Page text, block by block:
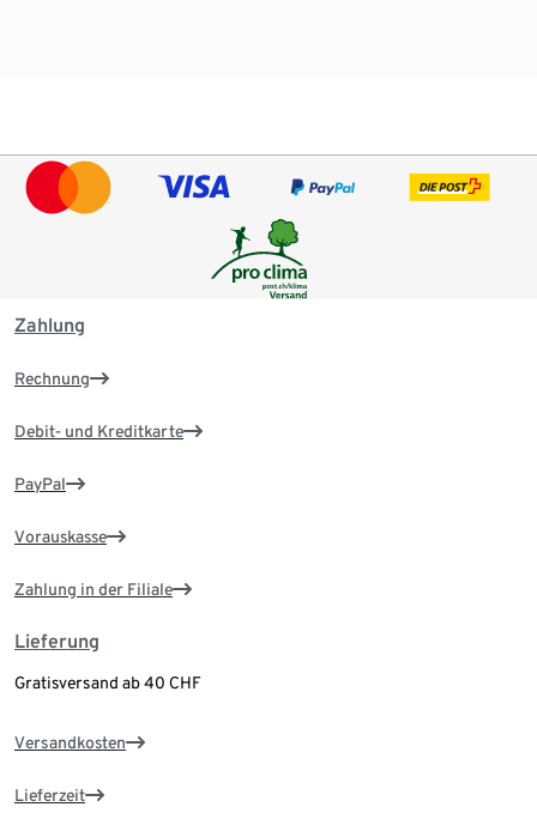
Zahlung
Rechnung
Debit- und Kreditkarte
PayPal
Vorauskasse
Zahlung in der Filiale
Lieferung
Gratisversand ab 40 CHF
Versandkosten
Lieferzeit